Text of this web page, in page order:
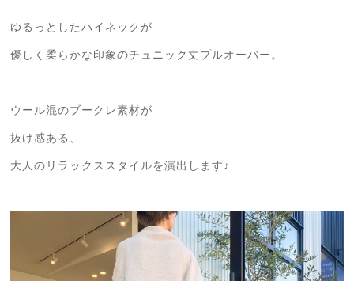
ゆるっとしたハイネックが
優しく柔らかな印象のチュニック丈プルオーバー。
ウール混のブークレ素材が
抜け感ある、
大人のリラックススタイルを演出します♪